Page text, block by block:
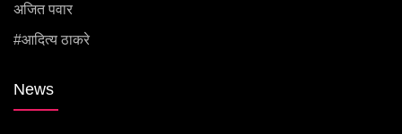
अजित पवार
#आदित्य ठाकरे
News